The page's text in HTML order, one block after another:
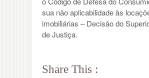
sua não aplicabilidade às
imobiliárias – Decisão do
de Justiça.
Share This :